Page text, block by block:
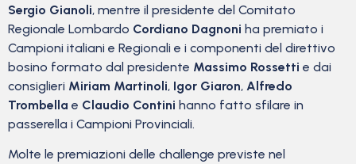
Sergio Gianoli, mentre il presidente del Comitato
Regionale Lombardo Cordiano Dagnoni ha premiato i
Campioni italiani e Regionali e i componenti del direttivo
bosino formato dal presidente Massimo Rossetti e dai
consiglieri Miriam Martinoli, Igor Giaron, Alfredo
Trombella e Claudio Contini hanno fatto sfilare in
passerella i Campioni Provinciali.
Molte le premiazioni delle challenge previste nel